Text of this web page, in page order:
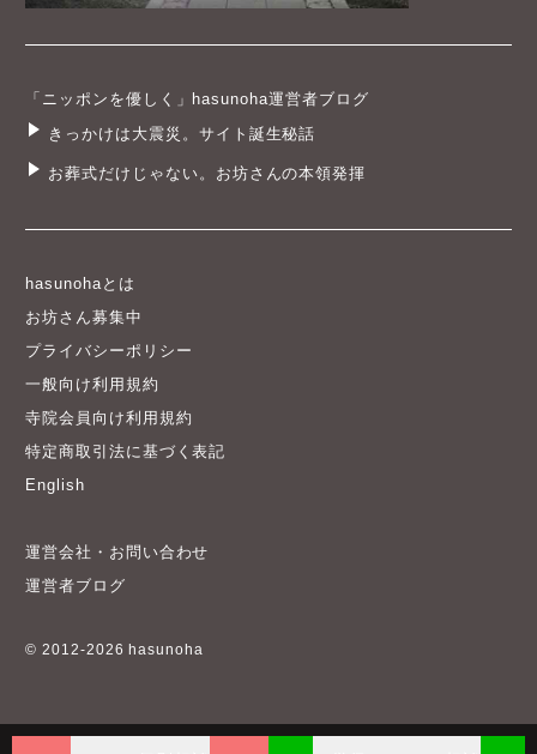
「ニッポンを優しく」hasunoha運営者ブログ
きっかけは大震災。サイト誕生秘話
お葬式だけじゃない。お坊さんの本領発揮
hasunohaとは
お坊さん募集中
プライバシーポリシー
一般向け利用規約
寺院会員向け利用規約
特定商取引法に基づく表記
English
運営会社・お問い合わせ
運営者ブログ
© 2012-2026 hasunoha